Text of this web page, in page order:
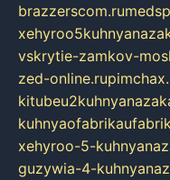
brazzerscom.ru
vskrytie-zamkov-
zed-online.ru
xehyroo-5-
guzywia-4-